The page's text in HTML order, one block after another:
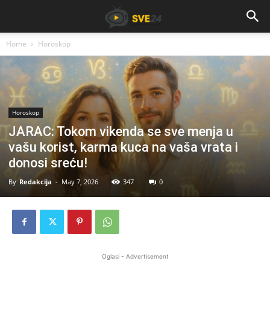
Home Horoskop
Horoskop
JARAC: Tokom vikenda se sve menja u
vašu korist, karma kuca na vaša vrata i
donosi sreću!
By Redakcija - May 7, 2026 347 0
Oglasi - Advertisement